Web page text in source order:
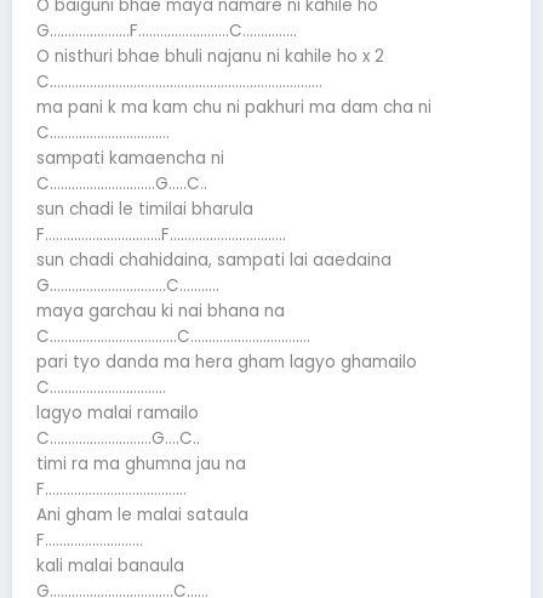
O baiguni bhae maya namare ni kahile ho
G………………….F…………………….C……………
O nisthuri bhae bhuli najanu ni kahile ho x 2
C…………………………………………………………………
ma pani k ma kam chu ni pakhuri ma dam cha ni
C……………………………
sampati kamaencha ni
C………………………..G…..C..
sun chadi le timilai bharula
F…………………………..F…………………………..
sun chadi chahidaina, sampati lai aaedaina
G…………………………..C………..
maya garchau ki nai bhana na
C……………………………..C……………………………
pari tyo danda ma hera gham lagyo ghamailo
C…………………………..
lagyo malai ramailo
C……………………….G….C..
timi ra ma ghumna jau na
F…………………………………
Ani gham le malai sataula
F………………………
kali malai banaula
G…………………………….C……